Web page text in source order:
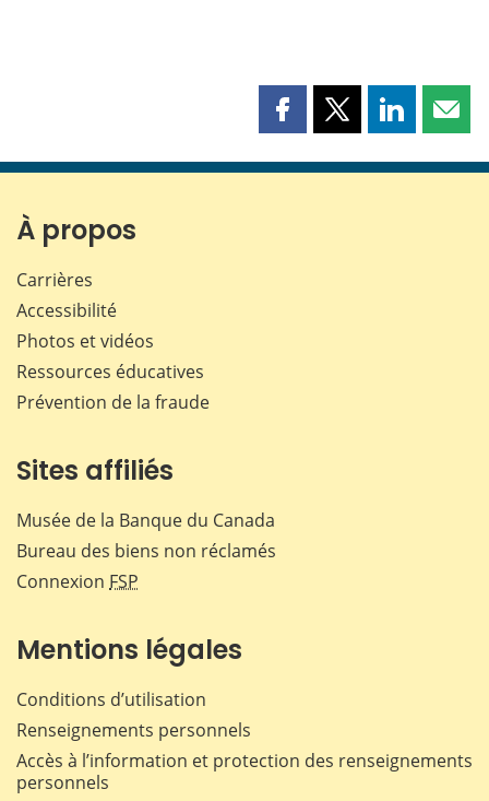
Partager
page
Partager
page
Partager
page page
À propos
Carrières
Accessibilité
Photos et vidéos
Ressources éducatives
Prévention de la fraude
Sites affiliés
Musée de la Banque du Canada
Bureau des biens non réclamés
Connexion FSP
Mentions légales
Conditions d’utilisation
Renseignements personnels
Accès à l’information et protection des renseignements
personnels